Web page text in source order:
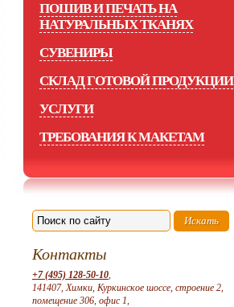
ПОШИВ И ПЕЧАТЬ НА
НАТУРАЛЬНЫХ ТКАНЯХ
СУВЕНИРЫ
СКЛАД ГОТОВОЙ ПРОДУКЦИИ
УСЛУГИ
ТРЕБОВАНИЯ К МАКЕТАМ
Контакты
+7 (495) 128-50-10,
141407, Химки, Куркинское шоссе, строение 2,
помещение 306, офис 1,